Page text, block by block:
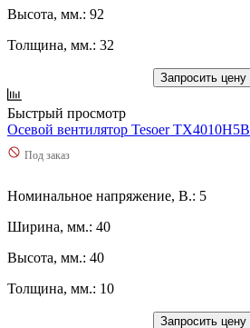
Высота, мм.: 92
Толщина, мм.: 32
Запросить цену
Быстрый просмотр
Осевой вентилятор Tesoer TX4010H5B
Под заказ
Номинальное напряжение, В.: 5
Ширина, мм.: 40
Высота, мм.: 40
Толщина, мм.: 10
Запросить цену